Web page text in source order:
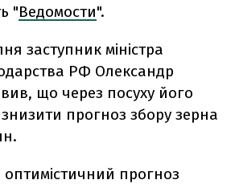
"Ведомости".
заступник міністра
РФ Олександр
що через посуху його
прогноз збору зерна
прогноз